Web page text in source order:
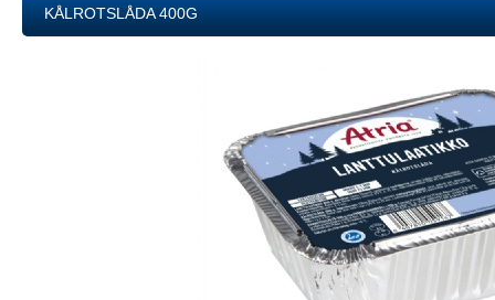
KÅLROTSLÅDA 400G